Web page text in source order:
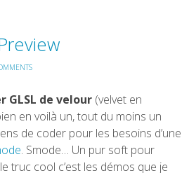
GLSL de velour (velvet en
en voilà un, tout du moins un
de coder pour les besoins d’une
. Smode… Un pur soft pour
truc cool c’est les démos que je